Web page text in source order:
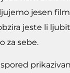
jesen
jeste li
za sebe.